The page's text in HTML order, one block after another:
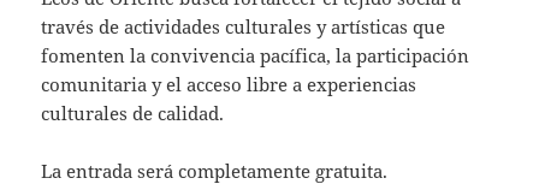
través de actividades culturales y artísticas que
fomenten la convivencia pacífica, la participación
comunitaria y el acceso libre a experiencias
culturales de calidad.
La entrada será completamente gratuita.